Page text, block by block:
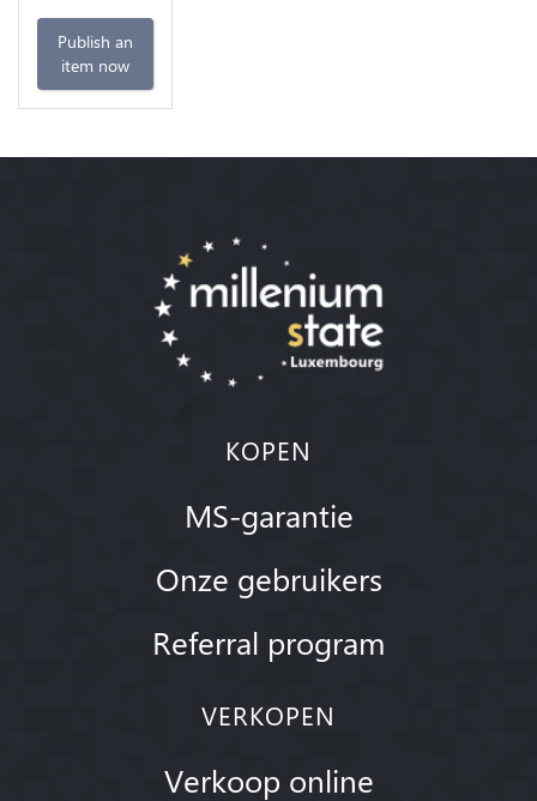
Publish an
item now
KOPEN
MS-garantie
Onze gebruikers
Referral program
VERKOPEN
Verkoop online